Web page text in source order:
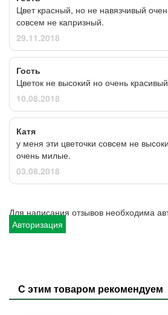
Цвет красный, но не навязчивый
совсем не капризный.
29.11.2018
Гость
Цветок не высокий но очень
10.08.2018
Катя
у меня эти цветочки совсем не
очень милые.
03.08.2018
Для написания отзывов необходима
Авторизация
С этим товаром рекомендуем